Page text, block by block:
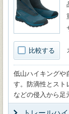
比較する
低山ハイキングや
す。防滴性とスト
などの侵入から足